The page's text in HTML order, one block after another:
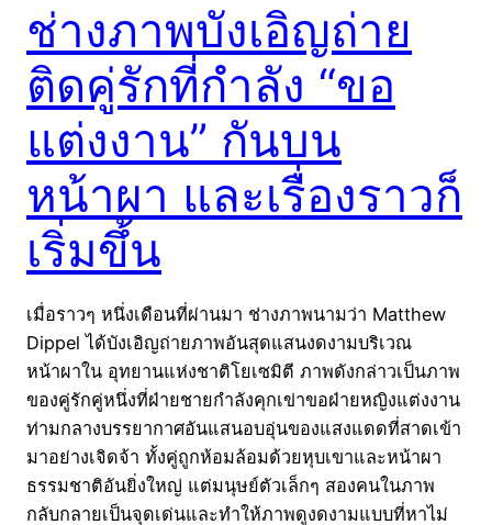
ช่างภาพบังเอิญถ่าย
ติดคู่รักที่กำลัง “ขอ
แต่งงาน” กันบน
หน้าผา และเรื่องราวก็
เริ่มขึ้น
เมื่อราวๆ หนึ่งเดือนที่ผ่านมา ช่างภาพนามว่า Matthew
Dippel ได้บังเอิญถ่ายภาพอันสุดแสนงดงามบริเวณ
หน้าผาใน อุทยานแห่งชาติโยเซมิตี ภาพดังกล่าวเป็นภาพ
ของคู่รักคู่หนึ่งที่ฝ่ายชายกำลังคุกเข่าขอฝ่ายหญิงแต่งงาน
ท่ามกลางบรรยากาศอันแสนอบอุ่นของแสงแดดที่สาดเข้า
มาอย่างเจิดจ้า ทั้งคู่ถูกห้อมล้อมด้วยหุบเขาและหน้าผา
ธรรมชาติอันยิ่งใหญ่ แต่มนุษย์ตัวเล็กๆ สองคนในภาพ
กลับกลายเป็นจุดเด่นและทำให้ภาพดูงดงามแบบที่หาไม่